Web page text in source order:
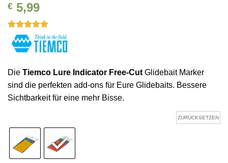
€ 5,99
Bewertet
mit5von
5, basierend
Kundenbewertung
Die Tiemco Lure Indicator Free-Cut Glidebait Marker
sind die perfekten add-ons für Eure Glidebaits. Bessere
Sichtbarkeit für eine mehr Bisse.
ZURÜCKSETZEN